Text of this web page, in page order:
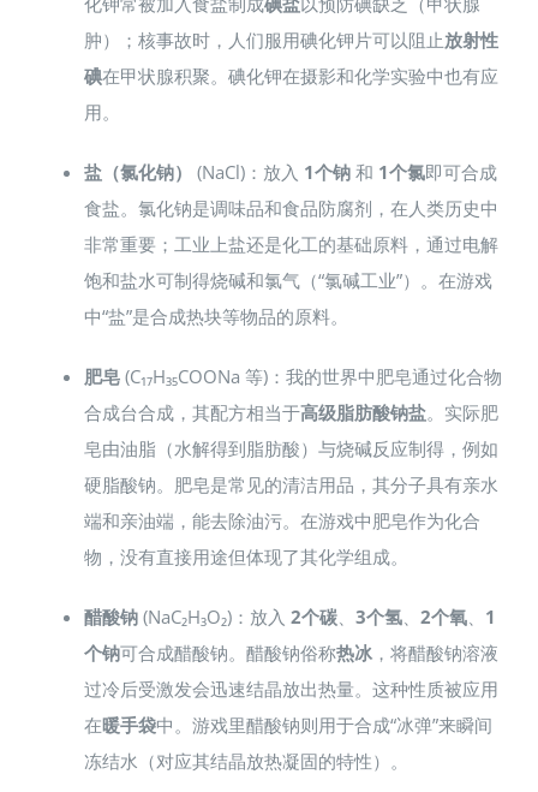
肿）；核事故时，人们服用碘化钾片可以阻止放射性
碘在甲状腺积聚。碘化钾在摄影和化学实验中也有应
用。
盐（氯化钠） (NaCl)：放入 1个钠和 1个氯即可合成
食盐。氯化钠是调味品和食品防腐剂，在人类历史中
非常重要；工业上盐还是化工的基础原料，通过电解
饱和盐水可制得烧碱和氯气（“氯碱工业”）。在游戏
中“盐”是合成热块等物品的原料。
肥皂(C₁₇H₃₅COONa 等)：我的世界中肥皂通过化合物
合成台合成，其配方相当于高级脂肪酸钠盐。实际肥
皂由油脂（水解得到脂肪酸）与烧碱反应制得，例如
硬脂酸钠。肥皂是常见的清洁用品，其分子具有亲水
端和亲油端，能去除油污。在游戏中肥皂作为化合
物，没有直接用途但体现了其化学组成。
醋酸钠(NaC₂H₃O₂)：放入 2个碳、 3个氢、 2个氧、 1
个钠可合成醋酸钠。醋酸钠俗称热冰，将醋酸钠溶液
过冷后受激发会迅速结晶放出热量。这种性质被应用
在暖手袋中。游戏里醋酸钠则用于合成“冰弹”来瞬间
冻结水（对应其结晶放热凝固的特性）。